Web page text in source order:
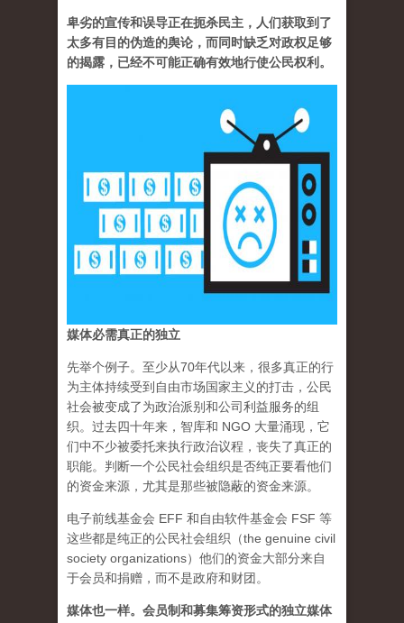
卑劣的宣传和误导正在扼杀民主，人们获取到了
太多有目的伪造的舆论，而同时缺乏对政权足够
的揭露，已经不可能正确有效地行使公民权利。
媒体必需真正的独立
先举个例子。至少从70年代以来，很多真正的行
为主体持续受到自由市场国家主义的打击，公民
社会被变成了为政治派别和公司利益服务的组
织。过去四十年来，智库和 NGO 大量涌现，它
们中不少被委托来执行政治议程，丧失了真正的
职能。判断一个公民社会组织是否纯正要看他们
的资金来源，尤其是那些被隐蔽的资金来源。
电子前线基金会 EFF 和自由软件基金会 FSF 等
这些都是纯正的公民社会组织（the genuine civil
society organizations）他们的资金大部分来自
于会员和捐赠，而不是政府和财团。
媒体也一样。会员制和募集筹资形式的独立媒体